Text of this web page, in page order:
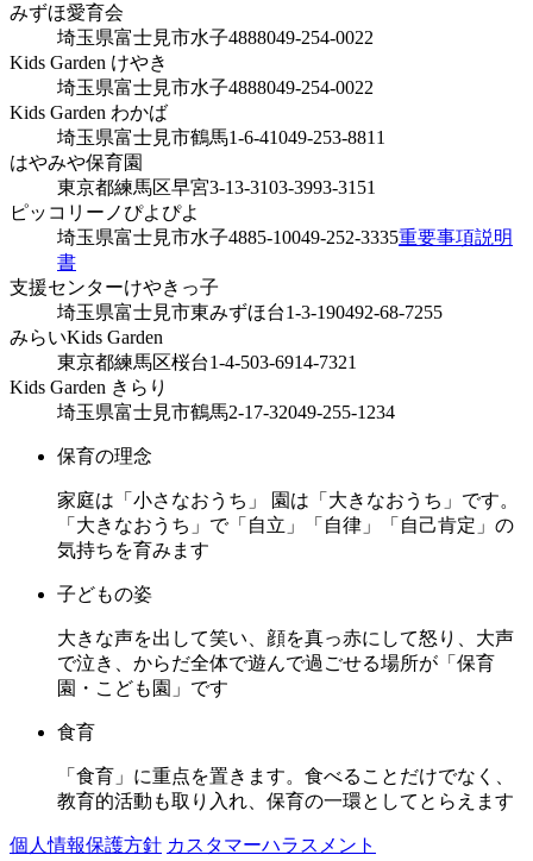
みずほ愛育会
埼玉県富士見市水子4888049-254-0022
Kids Garden けやき
埼玉県富士見市水子4888049-254-0022
Kids Garden わかば
埼玉県富士見市鶴馬1-6-41049-253-8811
はやみや保育園
東京都練馬区早宮3-13-3103-3993-3151
ピッコリーノぴよぴよ
埼玉県富士見市水子4885-10049-252-3335重要事項説明
書
支援センターけやきっ子
埼玉県富士見市東みずほ台1-3-190492-68-7255
みらいKids Garden
東京都練馬区桜台1-4-503-6914-7321
Kids Garden きらり
埼玉県富士見市鶴馬2-17-32049-255-1234
保育の理念
家庭は「小さなおうち」 園は「大きなおうち」です。
「大きなおうち」で「自立」「自律」「自己肯定」の
気持ちを育みます
子どもの姿
大きな声を出して笑い、顔を真っ赤にして怒り、大声
で泣き、からだ全体で遊んで過ごせる場所が「保育
園・こども園」です
食育
「食育」に重点を置きます。食べることだけでなく、
教育的活動も取り入れ、保育の一環としてとらえます
個人情報保護方針 カスタマーハラスメント